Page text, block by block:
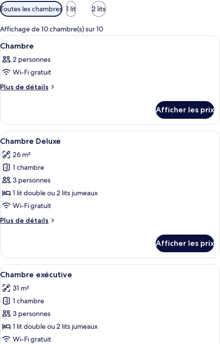
Filtres
disponibles
pour
les
chambres
Toutes les chambres 1 lit 2 lits
Affichage de 10 chambre(s) sur 10
Afficher
toutes
les
photos
pour
de
chambre :
Chambre
Une chambre d’hôtel avec deux
20
Chambre
2 personnes
Wi-Fi gratuit
Plus de détails
Plus
Chambre
Afficher les prix
Afficher
toutes
les
photos
pour
ce
type
chambre :
Une chambre d’hôtel équipée d’un
20
Chambre Deluxe
26 m²
1 chambre
3 personnes
1 lit double ou 2 lits jumeaux
Wi-Fi gratuit
Plus de détails
Plus
Chambre
Deluxe
Afficher les prix
Afficher
toutes
les
photos
pour
ce
type
Une chambre d’hôtel avec deux
14
Chambre exécutive
31 m²
1 chambre
3 personnes
1 lit double ou 2 lits jumeaux
Wi-Fi gratuit